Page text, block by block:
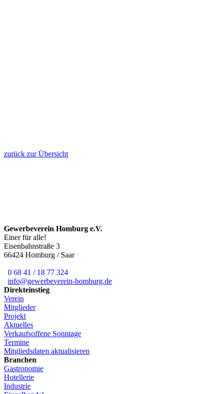
zurück zur Übersicht
Gewerbeverein Homburg e.V.
Einer für alle!
Eisenbahnstraße 3
66424 Homburg / Saar
0 68 41 / 18 77 324
info@gewerbeverein-homburg.de
Direkteinstieg
Verein
Mitglieder
Projekt
Aktuelles
Verkaufsoffene Sonntage
Termine
Mitgliedsdaten aktualisieren
Branchen
Gastronomie
Hotellerie
Industrie